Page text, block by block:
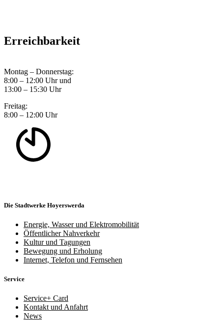
Erreichbarkeit
Montag – Donnerstag:
8:00 – 12:00 Uhr und
13:00 – 15:30 Uhr
Freitag:
8:00 – 12:00 Uhr
Die Stadtwerke Hoyerswerda
Energie, Wasser und Elektromobilität
Öffentlicher Nahverkehr
Kultur und Tagungen
Bewegung und Erholung
Internet, Telefon und Fernsehen
Service
Service+ Card
Kontakt und Anfahrt
News